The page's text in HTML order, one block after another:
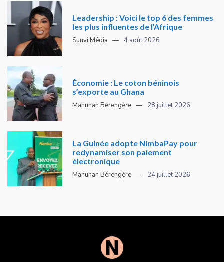
Leadership : Voici le top 6 des femmes
les plus influentes de l’Afrique
Sunvi Média 4 août 2026
Économie : Le coton béninois
s’exporte au Ghana
Mahunan Bérengère 28 juillet 2026
La Guinée adopte NimbaPay pour
redynamiser son paiement
électronique
Mahunan Bérengère 24 juillet 2026